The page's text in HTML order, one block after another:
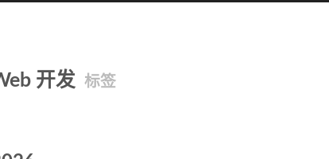
开发 标签